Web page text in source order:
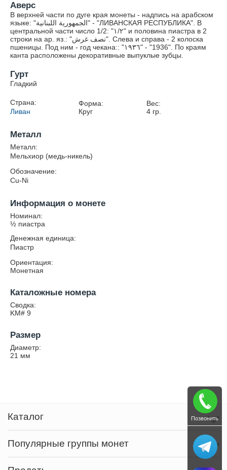
Аверс
В верхней части по дуге края монеты - надпись на арабском
языке: "الجمهورية اللبنانية" - "ЛИВАНСКАЯ РЕСПУБЛИКА". В
центральной части число 1/2: "١/٢" и половина пиастра в 2
строки на ар. яз.: "نصف غرش". Слева и справа - 2 колоска
пшеницы. Под ним - год чекана:: "١٩٣٦" - "1936". По краям
канта расположены декоративные выпуклые зубцы.
Гурт
Гладкий
Страна:
Ливан
Форма:
Круг
Вес:
4 гр.
Металл
Металл:
Мельхиор (медь-никель)
Обозначение:
Cu-Ni
Информация о монете
Номинал:
½ пиастра
Денежная единица:
Пиастр
Ориентация:
Монетная
Каталожные номера
Сводка:
KM# 9
Размер
Диаметр:
21 мм
Каталог
Популярные группы монет
Позвонить